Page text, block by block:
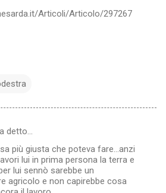
Articoli/Articolo/297267
detto…
più giusta che poteva fare...anzi
lui in prima persona la terra e
lui sennò sarebbe un
agricolo e non capirebbe cosa